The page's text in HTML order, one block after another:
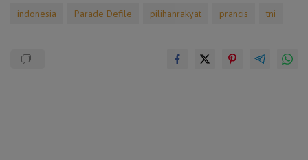
indonesia Parade Defile pilihanrakyat prancis tni